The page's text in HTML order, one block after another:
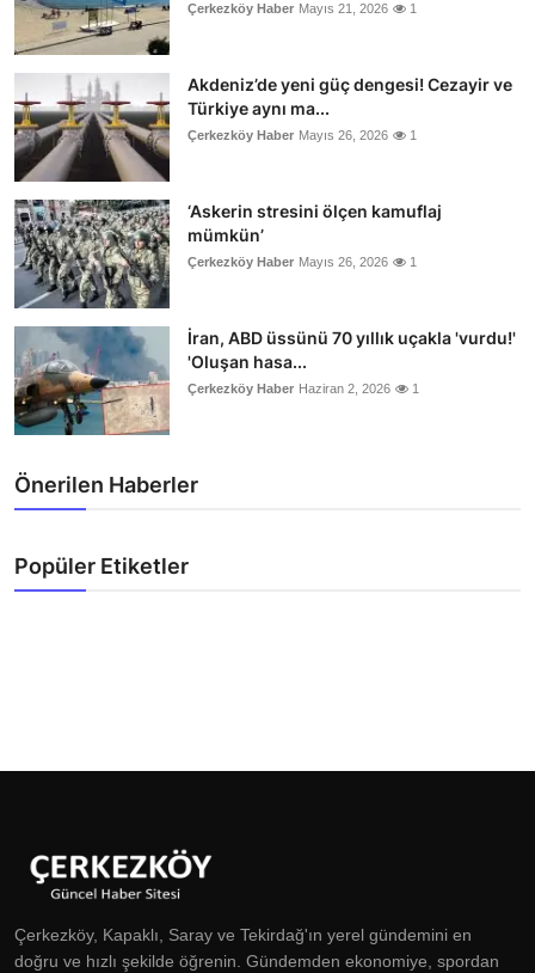
Çerkezköy Haber Mayıs 21, 2026 1
Akdeniz’de yeni güç dengesi! Cezayir ve
Türkiye aynı ma...
Çerkezköy Haber Mayıs 26, 2026 1
‘Askerin stresini ölçen kamuflaj
mümkün’
Çerkezköy Haber Mayıs 26, 2026 1
İran, ABD üssünü 70 yıllık uçakla 'vurdu!'
'Oluşan hasa...
Çerkezköy Haber Haziran 2, 2026 1
Önerilen Haberler
Popüler Etiketler
Çerkezköy, Kapaklı, Saray ve Tekirdağ'ın yerel gündemini en
doğru ve hızlı şekilde öğrenin. Gündemden ekonomiye, spordan